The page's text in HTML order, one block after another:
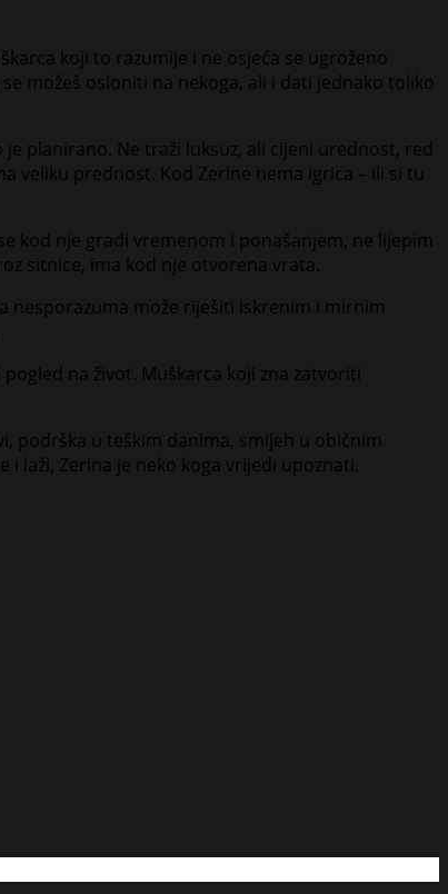
koji to razumije i ne osjeća se ugroženo
možeš osloniti na nekoga, ali i dati jednako toliko
planirano. Ne traži luksuz, ali cijeni urednost, red
veliku prednost. Kod Zerine nema igrica – ili si tu
kod nje gradi vremenom i ponašanjem, ne lijepim
sitnice, ima kod nje otvorena vrata.
nesporazuma može riješiti iskrenim i mirnim
na život. Muškarca koji zna zatvoriti
podrška u teškim danima, smijeh u običnim
i laži, Zerina je neko koga vrijedi upoznati.